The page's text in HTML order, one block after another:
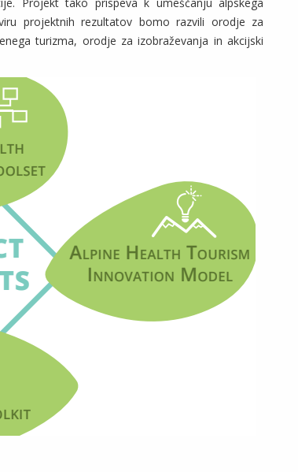
projektnih rezultatov bomo razvili orodje za
turizma, orodje za izobraževanja in akcijski